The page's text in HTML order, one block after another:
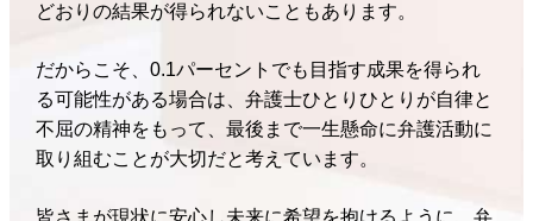
どおりの結果が得られないこともあります。
だからこそ、0.1パーセントでも目指す成果を得られ
る可能性がある場合は、弁護士ひとりひとりが自律と
不屈の精神をもって、最後まで一生懸命に弁護活動に
取り組むことが大切だと考えています。
皆さまが現状に安心し未来に希望を抱けるように、弁